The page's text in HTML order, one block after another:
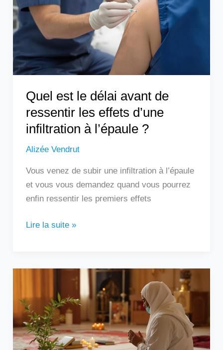
Quel est le délai avant de
ressentir les effets d’une
infiltration à l’épaule ?
Alizée Vendrut
Vous venez de subir une infiltration à l’épaule
et vous vous demandez quand vous pourrez
enfin ressentir les premiers effets
avant
de
ressentir
effets
d’une
infiltration
à
l’épaule
?
Lire la suite »
épreuve
de
foi
en